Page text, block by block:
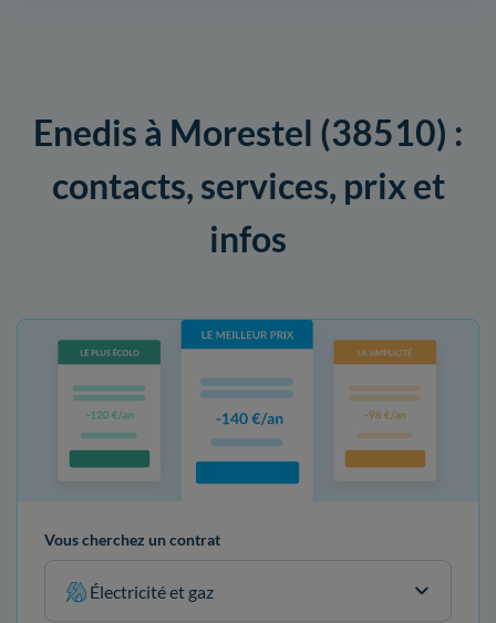
Enedis à Morestel (38510) :
contacts, services, prix et
infos
Vous cherchez un contrat
Électricité et gaz